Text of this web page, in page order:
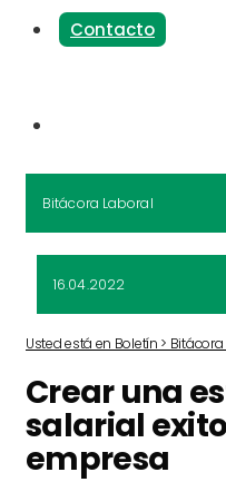
Contacto
Bitácora Laboral
16.04.2022
Usted está en Boletín >
Crear una
salarial
empresa